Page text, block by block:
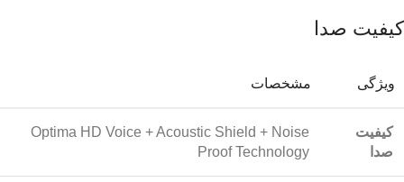
کیفیت صدا
ویژگی مشخصات
کیفیت
صدا
Optima HD Voice + Acoustic Shield + Noise
Proof Technology